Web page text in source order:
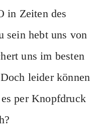
in Zeiten des
sein hebt uns von
uns im besten
leider können
per Knopfdruck